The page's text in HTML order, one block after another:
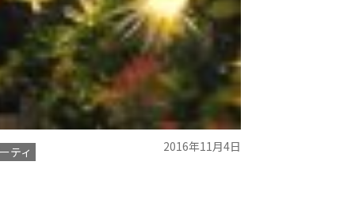
ティ 2016年11月4日